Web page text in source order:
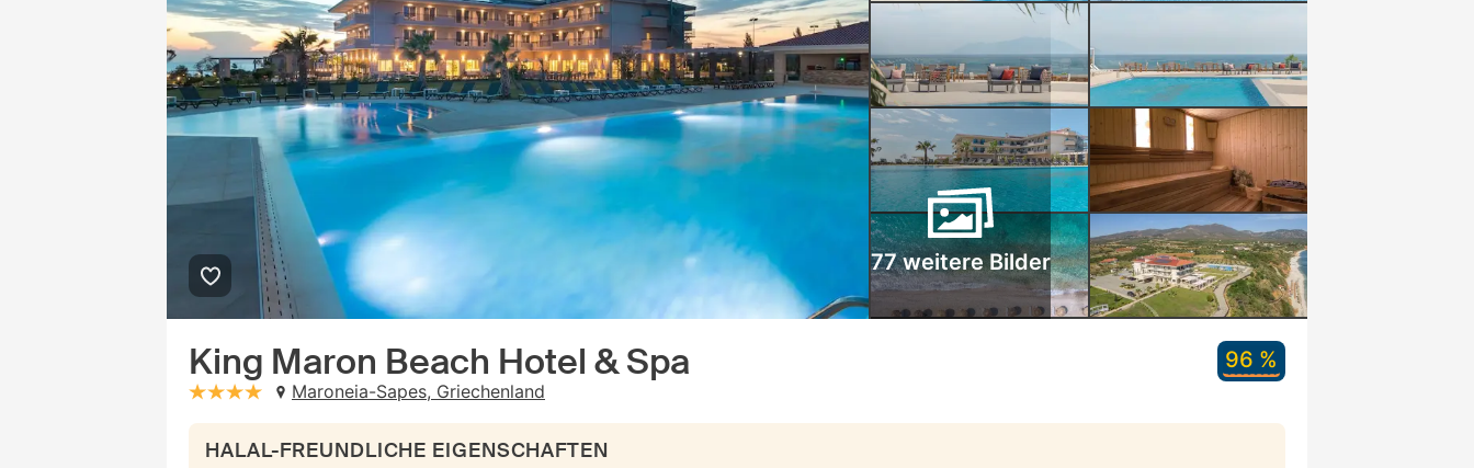
77 weitere Bilder
King Maron Beach Hotel & Spa
stars: 4Maroneia-Sapes, Griechenland
96 %
HALAL-FREUNDLICHE EIGENSCHAFTEN